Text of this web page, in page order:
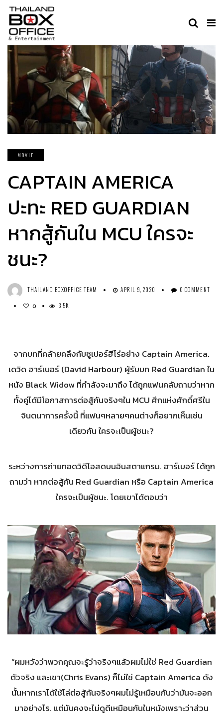
MOVIE
CAPTAIN AMERICA
ปะทะ RED GUARDIAN
หากสู้กันใน MCU ใครจะ
ชนะ?
THAILAND BOXOFFICE TEAM APRIL 9, 2020 0 COMMENT
0 3.5K
จากบทที่คล้ายคลึงกับซูเปอร์ฮีโร่อย่าง Captain America.
เดวิด ฮาร์เบอร์ (David Harbour) ผู้รับบท Red Guardian ใน
หนัง Black Widow ที่กำลังจะมาถึง ได้ถูกแฟนคลับถามว่าหาก
ทั้งคู่ได้มีโอกาสการต่อสู้กันจริงๆใน MCU ศึกแห่งศักดิ์ศรีใน
จินตนาการครั้งนี้ ที่แฟนๆหลายๆคนต่างก็อยากเห็นเช่น
เดียวกัน ใครจะเป็นผู้ชนะ?
ระหว่างการถ่ายทอดวิดีโอสดบนอินสตาแกรม. ฮาร์เบอร์ ได้ถูก
ถามว่า หากต่อสู้กัน Red Guardian หรือ Captain America
ใครจะเป็นผู้ชนะ. โดยเขาได้ตอบว่า
“ผมหวังว่าพวกคุณจะรู้ว่าจริงๆแล้วผมไม่ใช่ Red Guardian
ตัวจริง และเขา(Chris Evans) ก็ไม่ใช่ Captain America ดัง
นั้นหากเราได้ใช้โล่ต่อสู้กันจริงๆผมไม่รู้เหมือนกันว่ามันจะออก
มาอย่างไร. แต่มันคงจะไม่ดูดีเหมือนกันในหนังเพราะว่าส่วน